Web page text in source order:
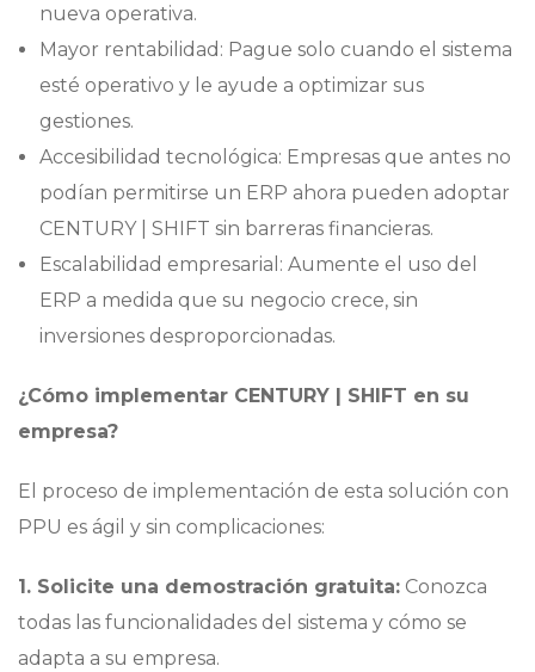
nueva operativa.
Mayor rentabilidad: Pague solo cuando el sistema
esté operativo y le ayude a optimizar sus
gestiones.
Accesibilidad tecnológica: Empresas que antes no
podían permitirse un ERP ahora pueden adoptar
CENTURY | SHIFT sin barreras financieras.
Escalabilidad empresarial: Aumente el uso del
ERP a medida que su negocio crece, sin
inversiones desproporcionadas.
¿Cómo implementar CENTURY | SHIFT en su
empresa?
El proceso de implementación de esta solución con
PPU es ágil y sin complicaciones:
1. Solicite una demostración gratuita: Conozca
todas las funcionalidades del sistema y cómo se
adapta a su empresa.